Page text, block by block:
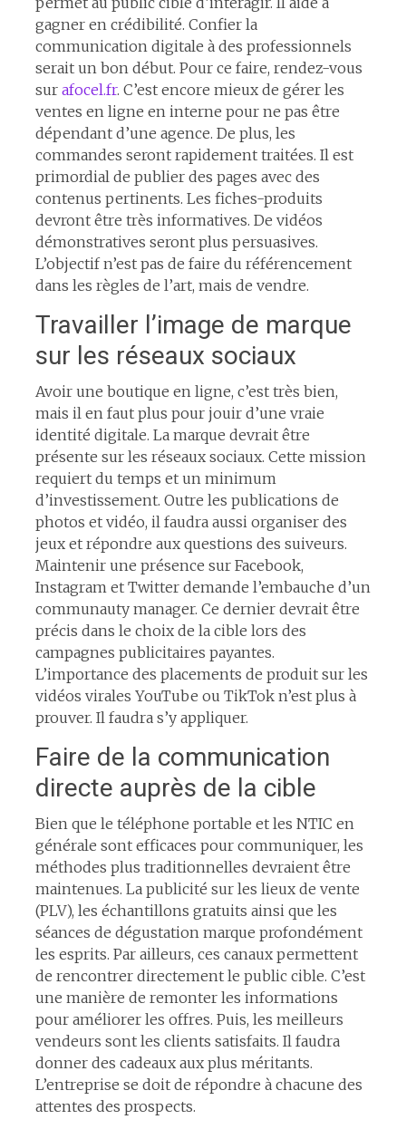
gagner en crédibilité. Confier la
communication digitale à des professionnels
serait un bon début. Pour ce faire, rendez-vous
sur afocel.fr. C’est encore mieux de gérer les
ventes en ligne en interne pour ne pas être
dépendant d’une agence. De plus, les
commandes seront rapidement traitées. Il est
primordial de publier des pages avec des
contenus pertinents. Les fiches-produits
devront être très informatives. De vidéos
démonstratives seront plus persuasives.
L’objectif n’est pas de faire du référencement
dans les règles de l’art, mais de vendre.
Travailler l’image de marque
sur les réseaux sociaux
Avoir une boutique en ligne, c’est très bien,
mais il en faut plus pour jouir d’une vraie
identité digitale. La marque devrait être
présente sur les réseaux sociaux. Cette mission
requiert du temps et un minimum
d’investissement. Outre les publications de
photos et vidéo, il faudra aussi organiser des
jeux et répondre aux questions des suiveurs.
Maintenir une présence sur Facebook,
Instagram et Twitter demande l’embauche d’un
communauty manager. Ce dernier devrait être
précis dans le choix de la cible lors des
campagnes publicitaires payantes.
L’importance des placements de produit sur les
vidéos virales YouTube ou TikTok n’est plus à
prouver. Il faudra s’y appliquer.
Faire de la communication
directe auprès de la cible
Bien que le téléphone portable et les NTIC en
générale sont efficaces pour communiquer, les
méthodes plus traditionnelles devraient être
maintenues. La publicité sur les lieux de vente
(PLV), les échantillons gratuits ainsi que les
séances de dégustation marque profondément
les esprits. Par ailleurs, ces canaux permettent
de rencontrer directement le public cible. C’est
une manière de remonter les informations
pour améliorer les offres. Puis, les meilleurs
vendeurs sont les clients satisfaits. Il faudra
donner des cadeaux aux plus méritants.
L’entreprise se doit de répondre à chacune des
attentes des prospects.